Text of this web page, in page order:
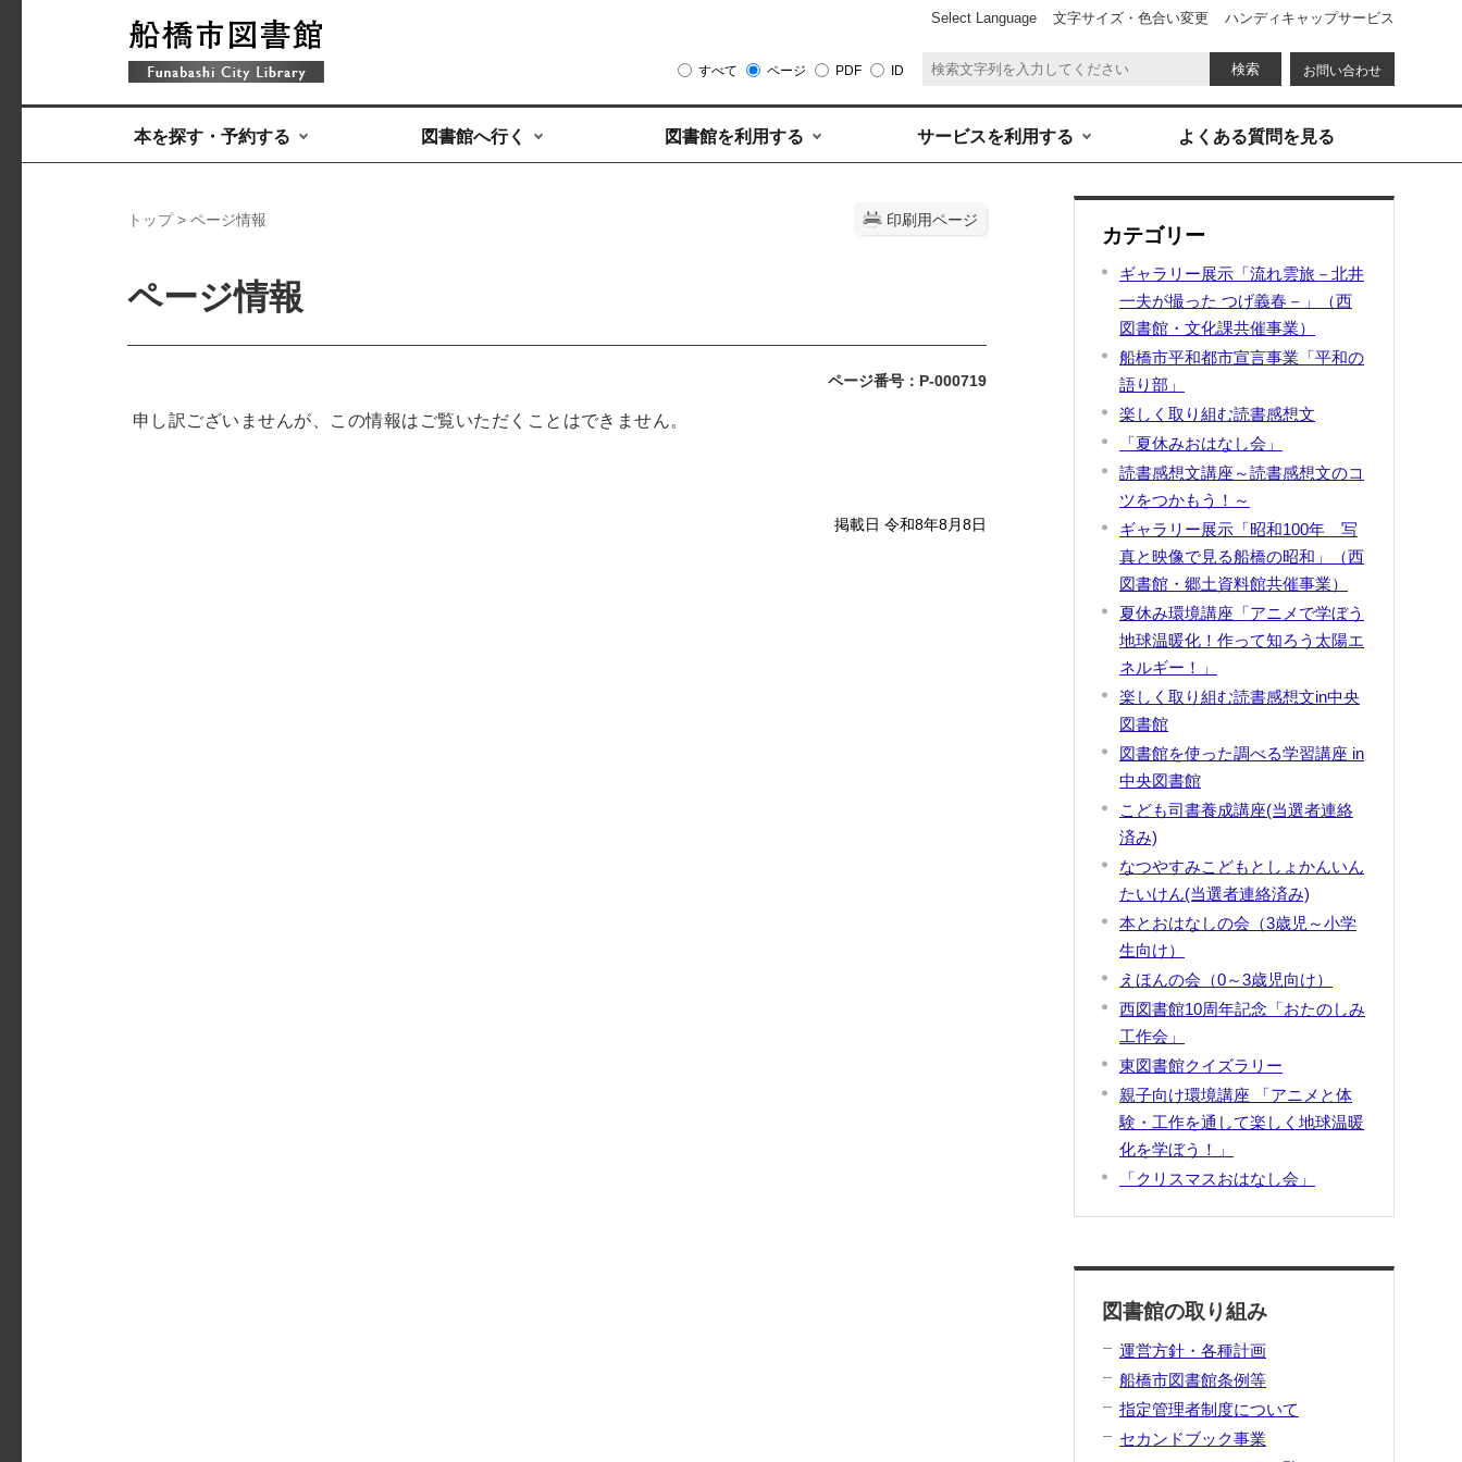
お問い合わせ
すべて ページ PDF ID
Select Language 文字サイズ・色合い変更 ハンディキャップサービス
本を探す・予約する 図書館へ行く 図書館を利用する サービスを利用する よくある質問を見る
印刷用ページ
トップ > ページ情報
ページ情報
ページ番号：P-000719
申し訳ございませんが、この情報はご覧いただくことはできません。
掲載日 令和8年8月8日
カテゴリー
ギャラリー展示「流れ雲旅－北井
一夫が撮った つげ義春－」（西
図書館・文化課共催事業）
船橋市平和都市宣言事業「平和の
語り部」
楽しく取り組む読書感想文
「夏休みおはなし会」
読書感想文講座～読書感想文のコ
ツをつかもう！～
ギャラリー展示「昭和100年 写
真と映像で見る船橋の昭和」（西
図書館・郷土資料館共催事業）
夏休み環境講座「アニメで学ぼう
地球温暖化！作って知ろう太陽エ
ネルギー！」
楽しく取り組む読書感想文in中央
図書館
図書館を使った調べる学習講座 in
中央図書館
こども司書養成講座(当選者連絡
済み)
なつやすみこどもとしょかんいん
たいけん(当選者連絡済み)
本とおはなしの会（3歳児～小学
生向け）
えほんの会（0～3歳児向け）
西図書館10周年記念「おたのしみ
工作会」
東図書館クイズラリー
親子向け環境講座 「アニメと体
験・工作を通して楽しく地球温暖
化を学ぼう！」
「クリスマスおはなし会」
図書館の取り組み
運営方針・各種計画
船橋市図書館条例等
指定管理者制度について
セカンドブック事業